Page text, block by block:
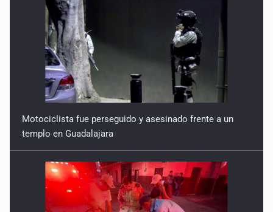
Motociclista fue perseguido y asesinado frente a un
templo en Guadalajara